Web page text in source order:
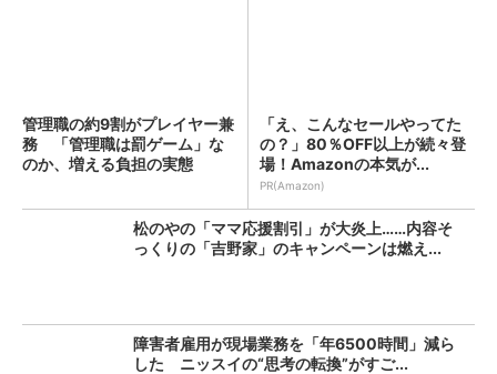
管理職の約9割がプレイヤー兼
務 「管理職は罰ゲーム」な
のか、増える負担の実態
「え、こんなセールやってた
の？」80％OFF以上が続々登
場！Amazonの本気が...
PR(Amazon)
松のやの「ママ応援割引」が大炎上……内容そ
っくりの「吉野家」のキャンペーンは燃え...
障害者雇用が現場業務を「年6500時間」減ら
した ニッスイの“思考の転換”がすご...